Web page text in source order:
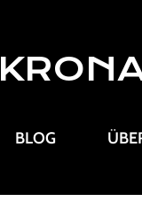
BLOG